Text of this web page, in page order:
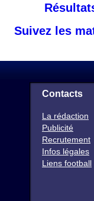
Suivez les
Contacts
La rédaction
Publicité
Recrutement
Infos légales
Liens football